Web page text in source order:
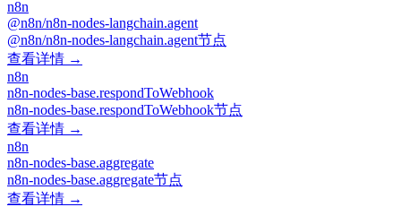
n8n
@n8n/n8n-nodes-langchain.agent
@n8n/n8n-nodes-langchain.agent节点
查看详情 →
n8n
n8n-nodes-base.respondToWebhook
n8n-nodes-base.respondToWebhook节点
查看详情 →
n8n
n8n-nodes-base.aggregate
n8n-nodes-base.aggregate节点
查看详情 →